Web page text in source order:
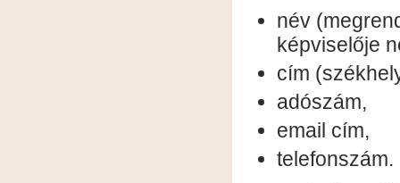
név
képviselője
cím
adószám,
email cím,
telefonszám.